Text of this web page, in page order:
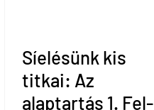
Síelésünk kis
titkai: Az
alaptartás 1. Fel-